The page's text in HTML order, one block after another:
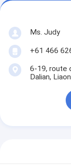
Ms. Judy
+61 466
6-19, route
Dalian,